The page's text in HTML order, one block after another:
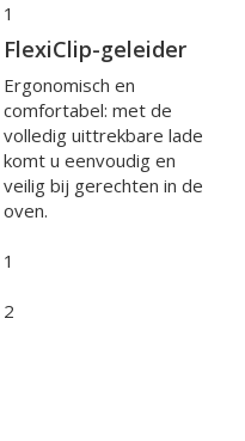
1
FlexiClip-geleider
Ergonomisch en
comfortabel: met de
volledig uittrekbare lade
komt u eenvoudig en
veilig bij gerechten in de
oven.
1
2